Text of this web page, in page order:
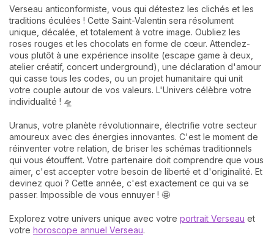
Verseau anticonformiste, vous qui détestez les clichés et les
traditions éculées ! Cette Saint-Valentin sera résolument
unique, décalée, et totalement à votre image. Oubliez les
roses rouges et les chocolats en forme de cœur. Attendez-
vous plutôt à une expérience insolite (escape game à deux,
atelier créatif, concert underground), une déclaration d'amour
qui casse tous les codes, ou un projet humanitaire qui unit
votre couple autour de vos valeurs. L'Univers célèbre votre
individualité ! 🛸
Uranus, votre planète révolutionnaire, électrifie votre secteur
amoureux avec des énergies innovantes. C'est le moment de
réinventer votre relation, de briser les schémas traditionnels
qui vous étouffent. Votre partenaire doit comprendre que vous
aimer, c'est accepter votre besoin de liberté et d'originalité. Et
devinez quoi ? Cette année, c'est exactement ce qui va se
passer. Impossible de vous ennuyer ! 🤩
Explorez votre univers unique avec votre portrait Verseau et
votre horoscope annuel Verseau.